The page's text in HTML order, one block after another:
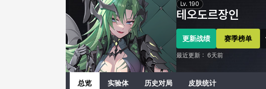
테오도르장인
Lv. 190
更新战绩 赛季榜单
最近更新： 6天前
总览 实验体 历史对局 皮肤统计